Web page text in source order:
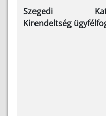
Szegedi
Kirendeltség